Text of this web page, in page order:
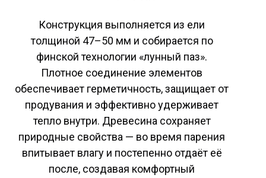
Конструкция выполняется из ели
толщиной 47–50 мм и собирается по
финской технологии «лунный паз».
Плотное соединение элементов
обеспечивает герметичность, защищает от
продувания и эффективно удерживает
тепло внутри. Древесина сохраняет
природные свойства — во время парения
впитывает влагу и постепенно отдаёт её
после, создавая комфортный